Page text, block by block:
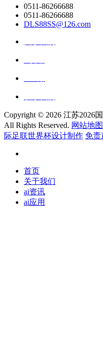
0511-86266688
0511-86266688
DLS88SS@126.com
Copyright © 2026 江苏2026
All Rights Reserved. 网站地图
际足联世界杯设计制作 免责
首页
关于我们
ai资讯
ai应用